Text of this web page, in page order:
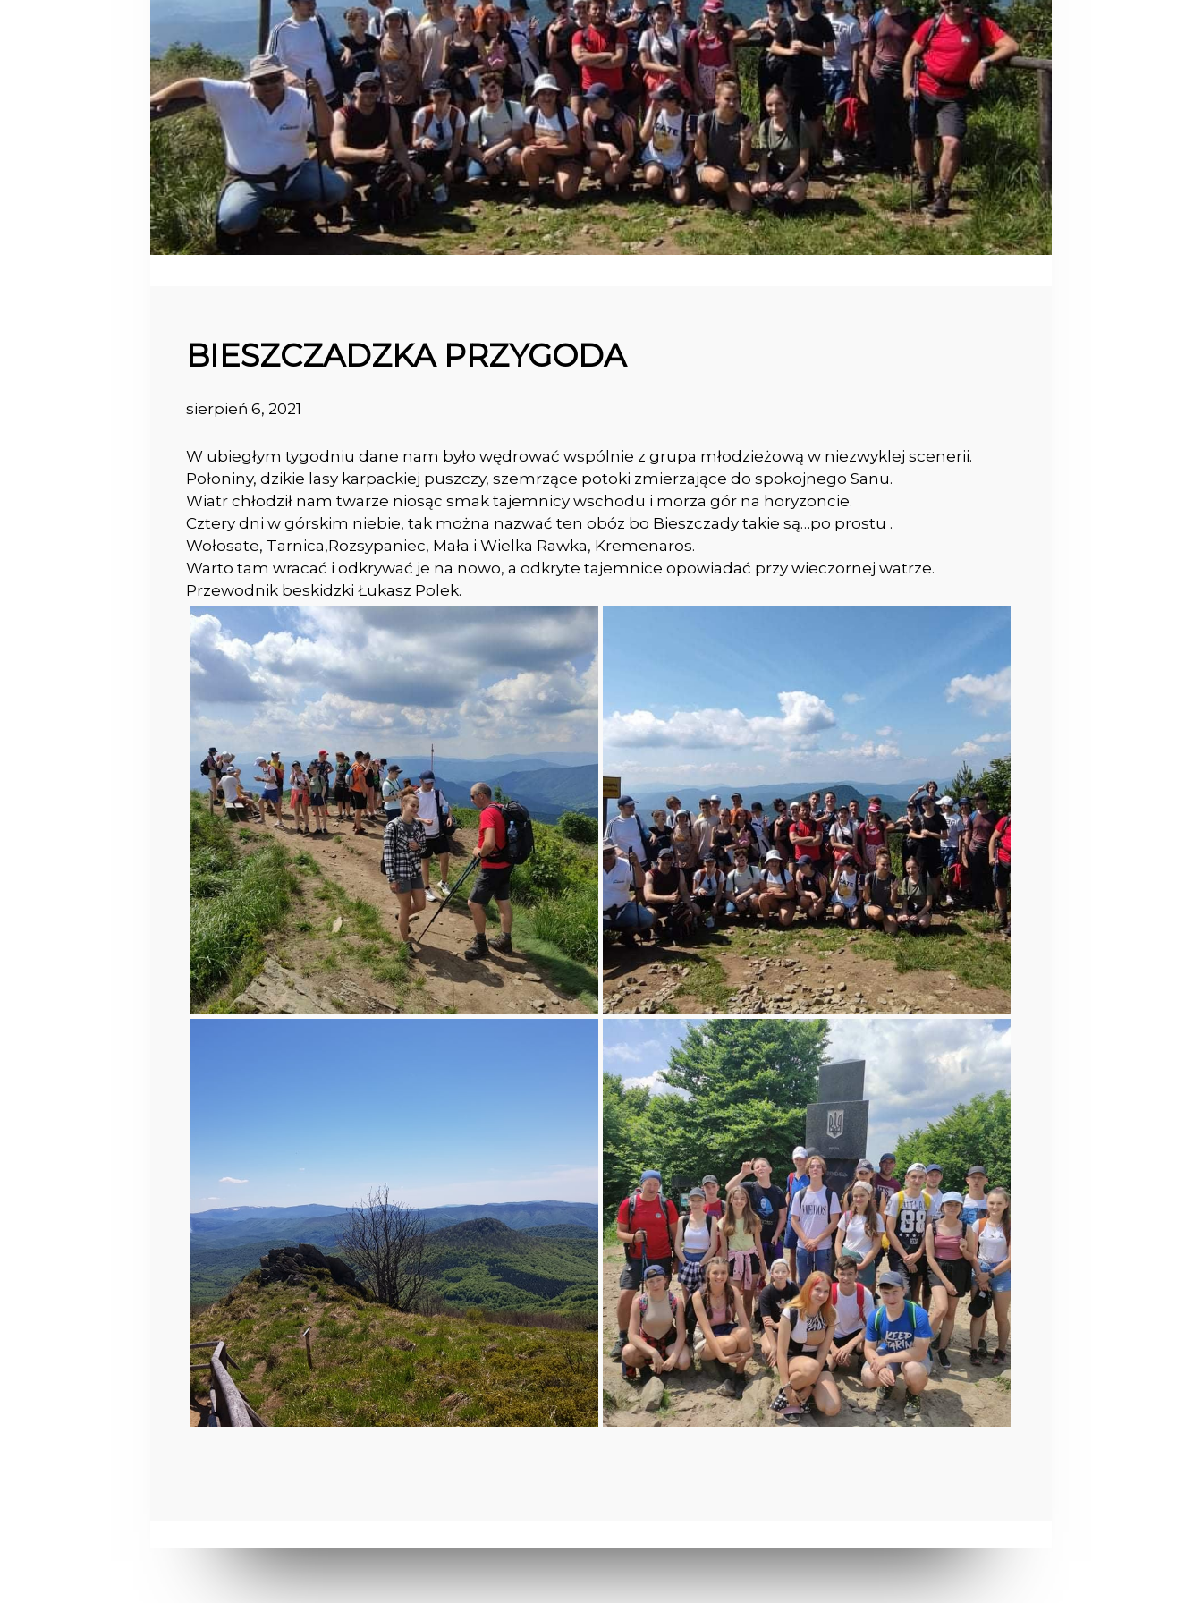
GÓRA
10
CZERWIEC
2023
PIENINY
3
CZERWIEC
2023
WYJAZD W
BIESZCZADY
16
MAJ
2023
WYCIECZKA NA
PRZEHYBE
BIESZCZADZKA PRZYGODA
sierpień 6, 2021
W ubiegłym tygodniu dane nam było wędrować wspólnie z grupa młodzieżową w niezwyklej scenerii.
Połoniny, dzikie lasy karpackiej puszczy, szemrzące potoki zmierzające do spokojnego Sanu.
Wiatr chłodził nam twarze niosąc smak tajemnicy wschodu i morza gór na horyzoncie.
Cztery dni w górskim niebie, tak można nazwać ten obóz bo Bieszczady takie są…po prostu .
Wołosate, Tarnica,Rozsypaniec, Mała i Wielka Rawka, Kremenaros.
Warto tam wracać i odkrywać je na nowo, a odkryte tajemnice opowiadać przy wieczornej watrze.
Przewodnik beskidzki Łukasz Polek.